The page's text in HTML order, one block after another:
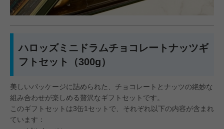
ハロッズミニドラムチョコレートナッツギ
フトセット（300g）
美しいパッケージに詰められた、チョコレートとナッツの絶妙な
組み合わせが楽しめる贅沢なギフトセットです。
このギフトセットは3缶1セットで、それぞれ以下の内容が含まれ
ています：